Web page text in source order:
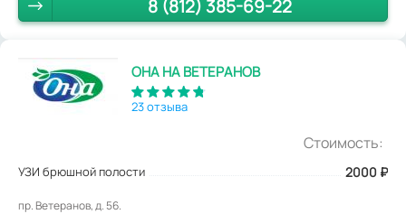
8 (812) 385-69-22
ОНА НА ВЕТЕРАНОВ
23 отзыва
Стоимость:
УЗИ брюшной полости 2000 ₽
пр. Ветеранов, д. 56.